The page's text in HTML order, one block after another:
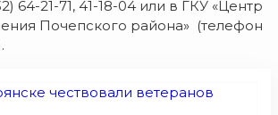
64-21-71, 41-18-04 или в ГКУ «Центр
Почепского района» (телефон